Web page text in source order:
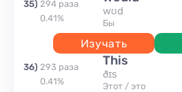
35) 294 раза
0.41%
wʊd
бы
Изучать
36) 293 раза
0.41%
this
ðɪs
этот / это